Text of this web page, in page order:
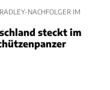
NACHFOLGER IM
steckt im